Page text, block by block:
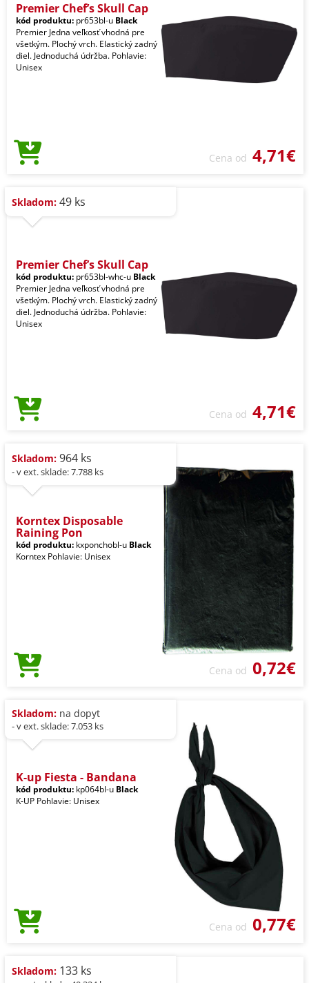
Premier Chef’s Skull Cap
kód produktu: pr653bl-u Black
Premier Jedna veľkosť vhodná pre
všetkým. Plochý vrch. Elastický zadný
diel. Jednoduchá údržba. Pohlavie:
Unisex
Cena od 4,71€
Skladom: 49 ks
Premier Chef’s Skull Cap
kód produktu: pr653bl-whc-u Black
Premier Jedna veľkosť vhodná pre
všetkým. Plochý vrch. Elastický zadný
diel. Jednoduchá údržba. Pohlavie:
Unisex
Cena od 4,71€
Skladom: 964 ks
- v ext. sklade: 7.788 ks
Korntex Disposable
Raining Pon
kód produktu: kxponchobl-u Black
Korntex Pohlavie: Unisex
Cena od 0,72€
Skladom: na dopyt
- v ext. sklade: 7.053 ks
K-up Fiesta - Bandana
kód produktu: kp064bl-u Black
K-UP Pohlavie: Unisex
Cena od 0,77€
Skladom: 133 ks